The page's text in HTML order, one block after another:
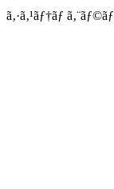
ã‚·ã‚¹ãƒ†ãƒ